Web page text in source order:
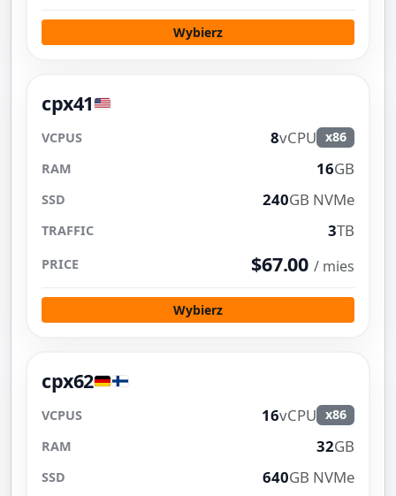
Wybierz
cpx41
8vCPU x86
16GB
240GB NVMe
3TB
$67.00 / mies
Wybierz
cpx62
16vCPU x86
32GB
640GB NVMe